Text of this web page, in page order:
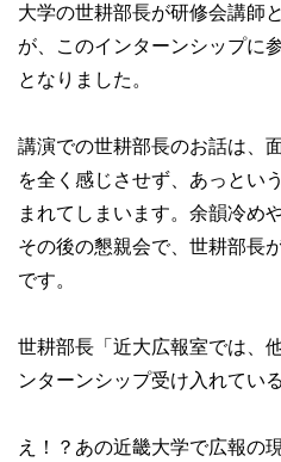
大学の世耕部長が研修会講師
が、このインターンシップに
となりました。
講演での世耕部長のお話は、
を全く感じさせず、あっとい
まれてしまいます。余韻冷め
その後の懇親会で、世耕部長
です。
世耕部長「近大広報室では、
ンターンシップ受け入れてい
え！？あの近畿大学で広報の